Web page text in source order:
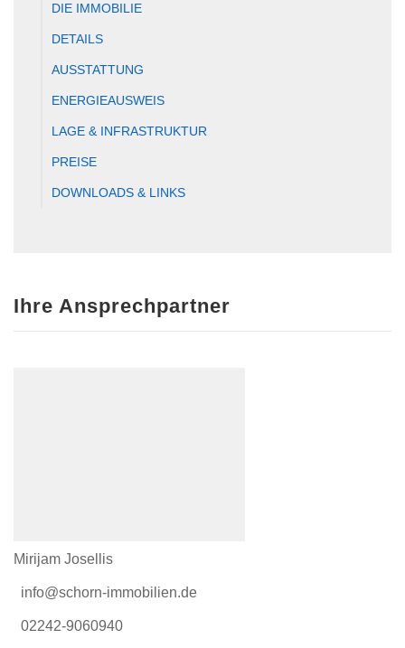
DIE IMMOBILIE
DETAILS
AUSSTATTUNG
ENERGIEAUSWEIS
LAGE & INFRASTRUKTUR
PREISE
DOWNLOADS & LINKS
Ihre Ansprechpartner
Mirijam Josellis
info@schorn-immobilien.de
02242-9060940